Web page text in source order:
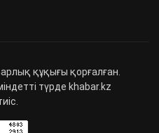
құқығы қорғалған.
түрде khabar.kz